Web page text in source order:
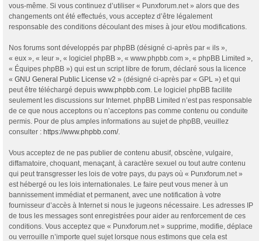
vous-même. Si vous continuez d’utiliser « Punxforum.net » alors que des
changements ont été effectués, vous acceptez d’être légalement
responsable des conditions découlant des mises à jour et/ou modifications.
Nos forums sont développés par phpBB (désigné ci-après par « ils »,
« eux », « leur », « logiciel phpBB », « www.phpbb.com », « phpBB Limited »,
« Équipes phpBB ») qui est un script libre de forum, déclaré sous la licence
« GNU General Public License v2 » (désigné ci-après par « GPL ») et qui
peut être téléchargé depuis www.phpbb.com. Le logiciel phpBB facilite
seulement les discussions sur Internet. phpBB Limited n’est pas responsable
de ce que nous acceptons ou n’acceptons pas comme contenu ou conduite
permis. Pour de plus amples informations au sujet de phpBB, veuillez
consulter : https://www.phpbb.com/.
Vous acceptez de ne pas publier de contenu abusif, obscène, vulgaire,
diffamatoire, choquant, menaçant, à caractère sexuel ou tout autre contenu
qui peut transgresser les lois de votre pays, du pays où « Punxforum.net »
est hébergé ou les lois internationales. Le faire peut vous mener à un
bannissement immédiat et permanent, avec une notification à votre
fournisseur d’accès à Internet si nous le jugeons nécessaire. Les adresses IP
de tous les messages sont enregistrées pour aider au renforcement de ces
conditions. Vous acceptez que « Punxforum.net » supprime, modifie, déplace
ou verrouille n’importe quel sujet lorsque nous estimons que cela est